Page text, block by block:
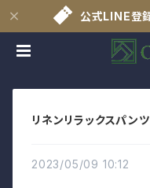
公式LINE登
リネンリラックスパンツ
2023/05/09 10:12